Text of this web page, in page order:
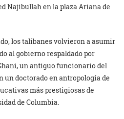
Najibullah en la plaza Ariana de
los talibanes volvieron a asumir
al gobierno respaldado por
un antiguo funcionario del
un doctorado en antropología de
más prestigiosas de
de Columbia.